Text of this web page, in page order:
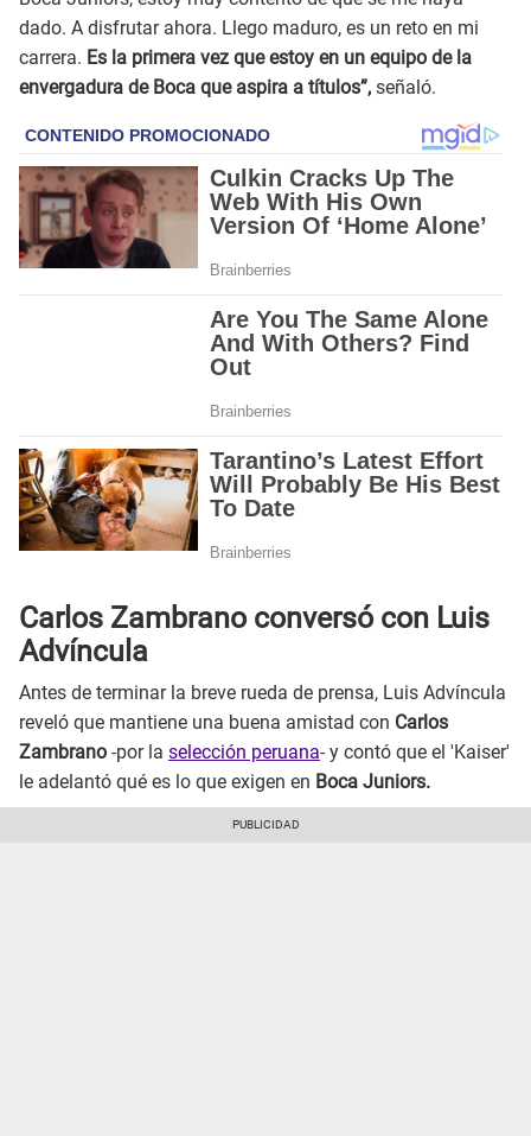
dado. A disfrutar ahora. Llego maduro, es un reto en mi
carrera. Es la primera vez que estoy en un equipo de la
envergadura de Boca que aspira a títulos”, señaló.
Carlos Zambrano conversó con Luis
Advíncula
Antes de terminar la breve rueda de prensa, Luis Advíncula
reveló que mantiene una buena amistad con Carlos
Zambrano -por la selección peruana- y contó que el 'Kaiser'
le adelantó qué es lo que exigen en Boca Juniors.